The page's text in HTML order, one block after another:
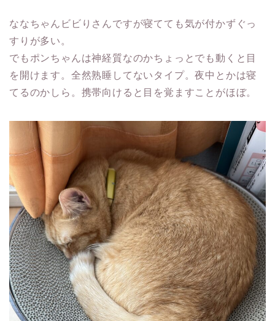
ななちゃんビビりさんですが寝てても気が付かずぐっ
すりが多い。
でもポンちゃんは神経質なのかちょっとでも動くと目
を開けます。全然熟睡してないタイプ。夜中とかは寝
てるのかしら。携帯向けると目を覚ますことがほぼ。